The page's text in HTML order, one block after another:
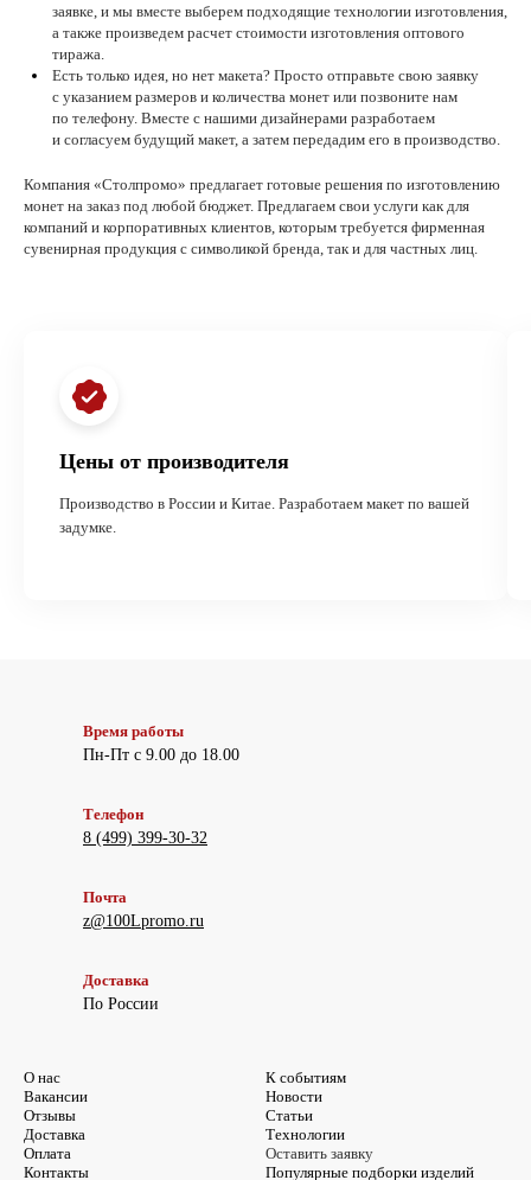
заявке, и мы вместе выберем подходящие технологии изготовления,
а также произведем расчет стоимости изготовления оптового
тиража.
Есть только идея, но нет макета? Просто отправьте свою заявку
с указанием размеров и количества монет или позвоните нам
по телефону. Вместе с нашими дизайнерами разработаем
и согласуем будущий макет, а затем передадим его в производство.
Компания «Столпромо» предлагает готовые решения по изготовлению
монет на заказ под любой бюджет. Предлагаем свои услуги как для
компаний и корпоративных клиентов, которым требуется фирменная
сувенирная продукция с символикой бренда, так и для частных лиц.
Цены от производителя
Производство в России и Китае. Разработаем макет по вашей
задумке.
Время работы
Пн-Пт с 9.00 до 18.00
Телефон
8 (499) 399-30-32
Почта
z@100Lpromo.ru
Доставка
По России
О нас
Вакансии
Отзывы
Доставка
Оплата
Контакты
К событиям
Новости
Статьи
Технологии
Оставить заявку
Популярные подборки изделий